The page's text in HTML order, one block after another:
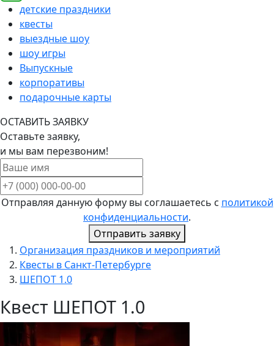
детские праздники
квесты
выездные шоу
шоу игры
Выпускные
корпоративы
подарочные карты
ОСТАВИТЬ ЗАЯВКУ
Оставьте заявку,
и мы вам перезвоним!
Отправляя данную форму вы соглашаетесь с политикой
конфиденциальности.
Отправить заявку
Организация праздников и мероприятий
Квесты в Санкт-Петербурге
ШЕПОТ 1.0
Квест ШЕПОТ 1.0